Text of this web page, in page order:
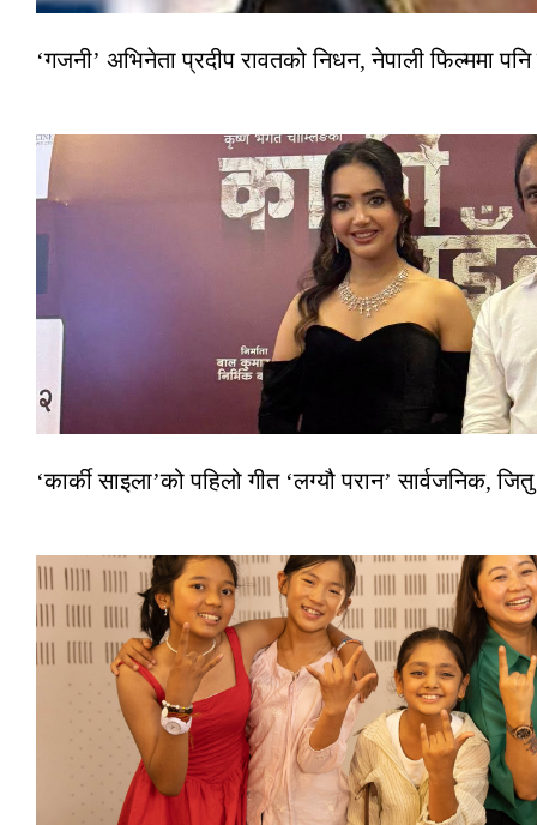
‘गजनी’ अभिनेता प्रदीप रावतको निधन, नेपाली फिल्ममा
‘कार्की साइला’को पहिलो गीत ‘लग्यौ परान’ सार्वजनिक,